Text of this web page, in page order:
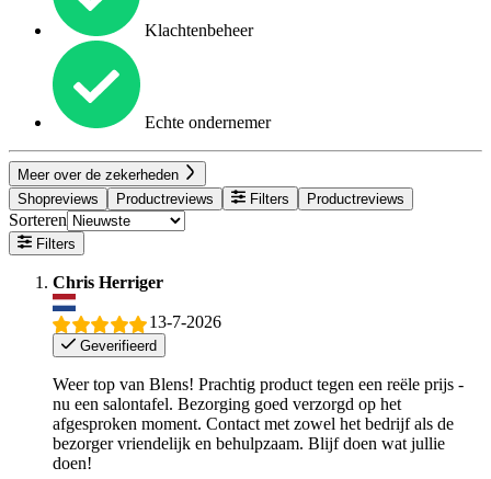
Klachtenbeheer
Echte ondernemer
Meer over de zekerheden
Shopreviews
Productreviews Filters Productreviews
Sorteren
Filters
Chris Herriger
13-7-2026
Geverifieerd
Weer top van Blens! Prachtig product tegen een reële prijs -
nu een salontafel. Bezorging goed verzorgd op het
afgesproken moment. Contact met zowel het bedrijf als de
bezorger vriendelijk en behulpzaam. Blijf doen wat jullie
doen!